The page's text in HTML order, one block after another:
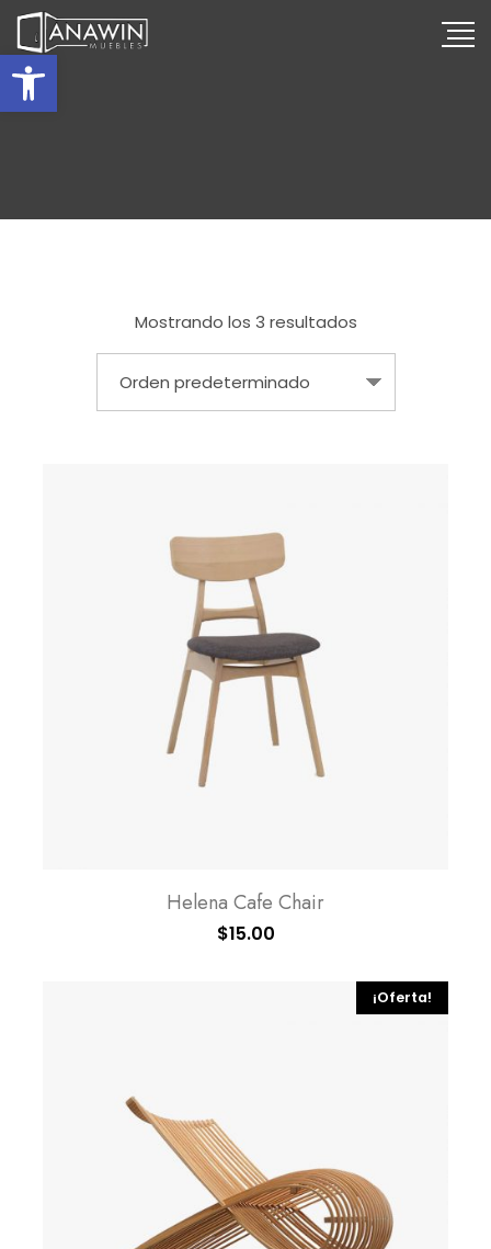
Abrir barra de herramientas
Mostrando los 3 resultados
Helena Cafe Chair
$15.00
¡Oferta!